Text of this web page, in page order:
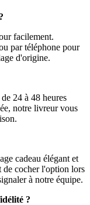
facilement.
par téléphone pour
d'origine.
24 à 48 heures
notre livreur vous
cadeau élégant et
cocher l'option lors
à notre équipe.
?